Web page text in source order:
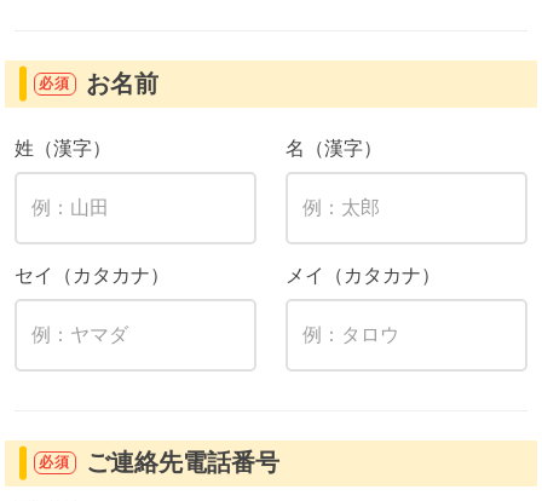
必須 お名前
姓（漢字） 名（漢字）
セイ（カタカナ） メイ（カタカナ）
必須 ご連絡先電話番号